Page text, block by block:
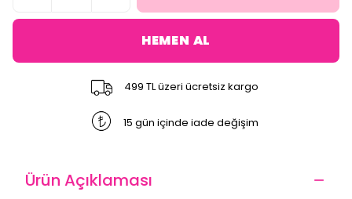
HEMEN AL
499 TL üzeri ücretsiz kargo
15 gün içinde iade değişim
Ürün Açıklaması